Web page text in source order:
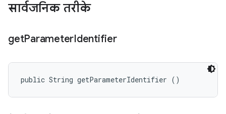
सार्वजनिक तरीके
getParameterIdentifier
public String getParameterIdentifier ()